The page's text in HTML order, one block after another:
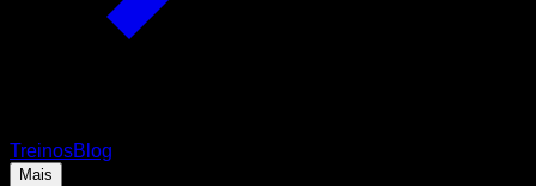
TreinosBlog
Mais